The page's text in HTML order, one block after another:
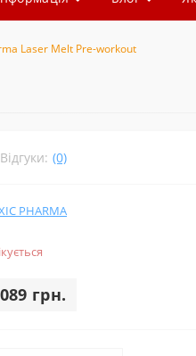
oleg.artem
Laser Melt Pre-workout
Відгуки: (0)
PHARMA
грн.